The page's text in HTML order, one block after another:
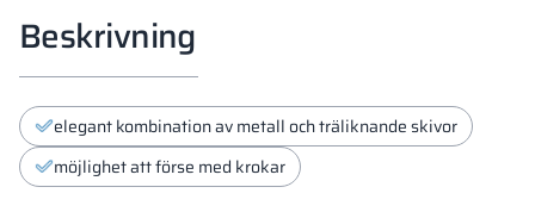
Beskrivning
elegant kombination av metall och träliknande skivor
möjlighet att förse med krokar